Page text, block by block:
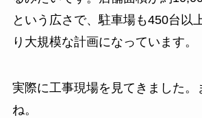
という広さで、駐車場も450台以
り大規模な計画になっています。
実際に工事現場を見てきました。
ね。